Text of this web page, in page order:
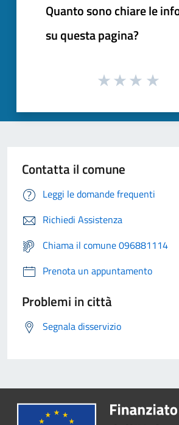
Quanto sono chiare le
su questa pagina?
Contatta il comune
Leggi le domande frequenti
Richiedi Assistenza
Chiama il comune 096881114
Prenota un appuntamento
Problemi in città
Segnala disservizio